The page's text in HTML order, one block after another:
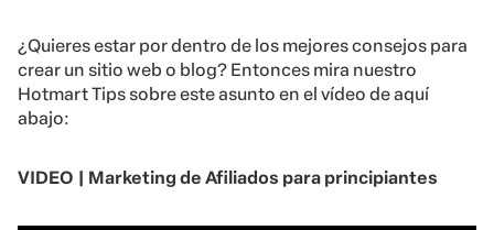
¿Quieres estar por dentro de los mejores consejos para
crear un sitio web o blog? Entonces mira nuestro
Hotmart Tips sobre este asunto en el vídeo de aquí
abajo:
VIDEO | Marketing de Afiliados para principiantes